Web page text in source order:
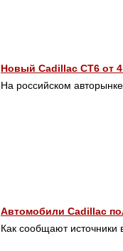
Новый Cadillac CT6 от
На российском
Автомобили Cadillac
Как сообщают источники